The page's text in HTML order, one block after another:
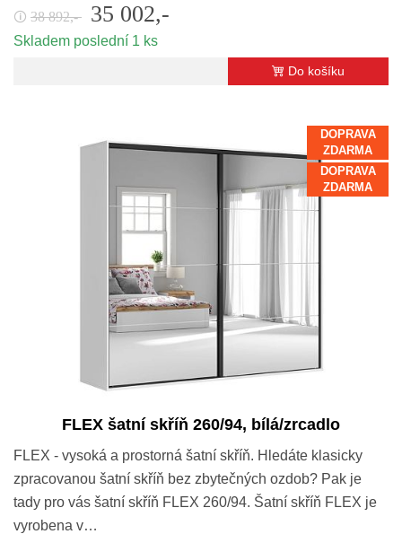
🛈 38 892,- 35 002,-
Skladem poslední 1 ks
Do košíku
DOPRAVA
ZDARMA
DOPRAVA
ZDARMA
FLEX šatní skříň 260/94, bílá/zrcadlo
FLEX - vysoká a prostorná šatní skříň. Hledáte klasicky
zpracovanou šatní skříň bez zbytečných ozdob? Pak je
tady pro vás šatní skříň FLEX 260/94. Šatní skříň FLEX je
vyrobena v…